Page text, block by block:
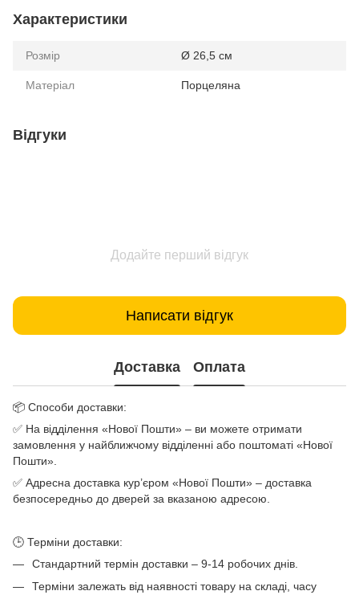
Характеристики
Розмір Ø 26,5 см
Матеріал Порцеляна
Відгуки
Додайте перший відгук
Написати відгук
Доставка Оплата
📦 Способи доставки:
✅ На відділення «Нової Пошти» – ви можете отримати
замовлення у найближчому відділенні або поштоматі «Нової
Пошти».
✅ Адресна доставка кур’єром «Нової Пошти» – доставка
безпосередньо до дверей за вказаною адресою.
🕒 Терміни доставки:
Стандартний термін доставки – 9-14 робочих днів.
Терміни залежать від наявності товару на складі, часу